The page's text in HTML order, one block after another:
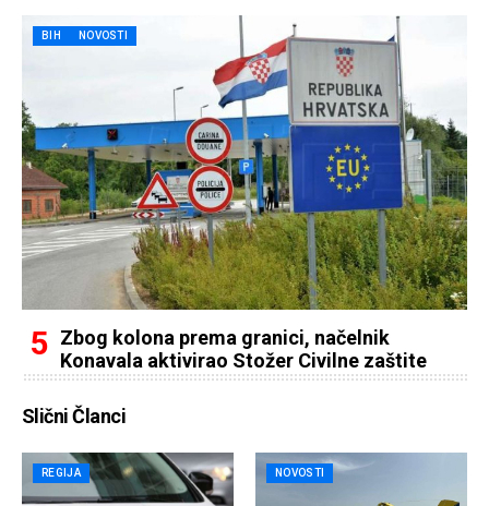
BIH NOVOSTI
Zbog kolona prema granici, načelnik
Konavala aktivirao Stožer Civilne zaštite
Slični Članci
REGIJA NOVOSTI